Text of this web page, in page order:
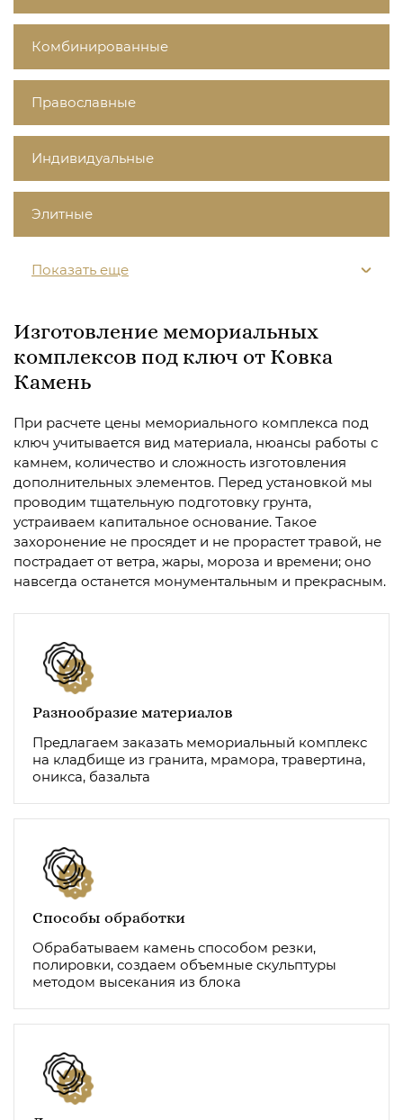
Комбинированные
Православные
Индивидуальные
Элитные
Показать еще
Изготовление мемориальных
комплексов под ключ от Ковка
Камень
При расчете цены мемориального комплекса под
ключ учитывается вид материала, нюансы работы с
камнем, количество и сложность изготовления
дополнительных элементов. Перед установкой мы
проводим тщательную подготовку грунта,
устраиваем капитальное основание. Такое
захоронение не просядет и не прорастет травой, не
пострадает от ветра, жары, мороза и времени; оно
навсегда останется монументальным и прекрасным.
Разнообразие материалов
Предлагаем заказать мемориальный комплекс
на кладбище из гранита, мрамора, травертина,
оникса, базальта
Способы обработки
Обрабатываем камень способом резки,
полировки, создаем объемные скульптуры
методом высекания из блока